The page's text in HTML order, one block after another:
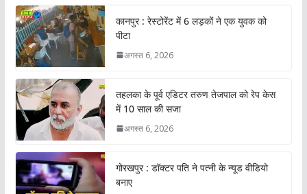
कानपुर : रेस्टोरेंट में 6 लड़कों ने एक युवक को
पीटा
अगस्त 6, 2026
तहलका के पूर्व एडिटर तरुण तेजपाल को रेप केस
में 10 साल की सजा
अगस्त 6, 2026
गोरखपुर : डॉक्टर पति ने पत्नी के न्यूड वीडियो
बनाए